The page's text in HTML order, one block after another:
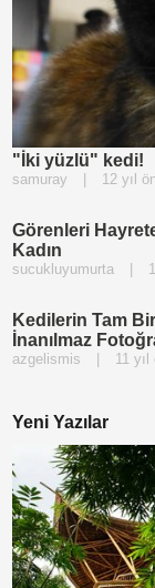
"İki yüzlü" kedi!
samuray 12 yıl
Görenleri
Kadın
sucukluyumurta
Kedilerin Tam
İnanılmaz
azgelismis 11
Yeni Yazılar